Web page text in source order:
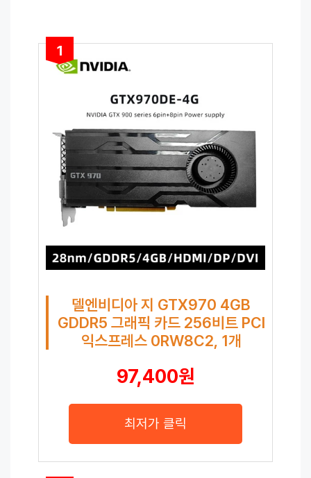
1
델엔비디아 지 GTX970 4GB
GDDR5 그래픽 카드 256비트 PCI
익스프레스 0RW8C2, 1개
97,400원
최저가 클릭